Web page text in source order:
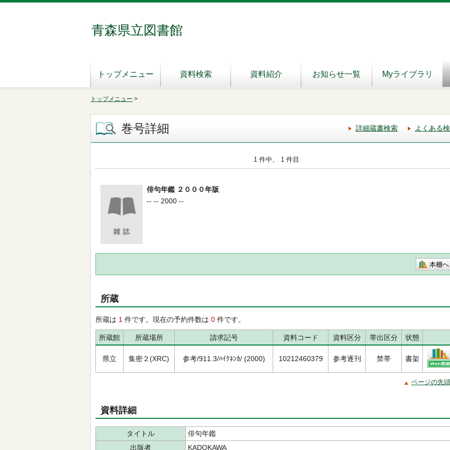
青森県立図書館
トップメニュー 資料検索 資料紹介 お知らせ一覧 Myライブラリ
トップメニュー >
巻号詳細 詳細蔵書検索 よくある
1 件中、 1 件目
俳句年鑑 ２０００年版
-- -- 2000 --
本棚へ
所蔵
所蔵は 1 件です。現在の予約件数は 0 件です。
所蔵館 所蔵場所 請求記号 資料コード 資料区分 帯出区分 状態
県立 集密２(XRC) 参考/911.3/ﾊｲｸﾈﾝｶ/ (2000) 10212460379 参考逐刊 禁帯 書架
ページの先
資料詳細
タイトル
俳句年鑑
出版者
KADOKAWA